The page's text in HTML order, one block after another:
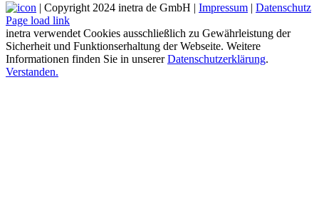
| Copyright 2024 inetra de GmbH | Impressum | Datenschutz
Page load link
inetra verwendet Cookies ausschließlich zu Gewährleistung der
Sicherheit und Funktionserhaltung der Webseite. Weitere
Informationen finden Sie in unsererDatenschutzerklärung.
Verstanden.